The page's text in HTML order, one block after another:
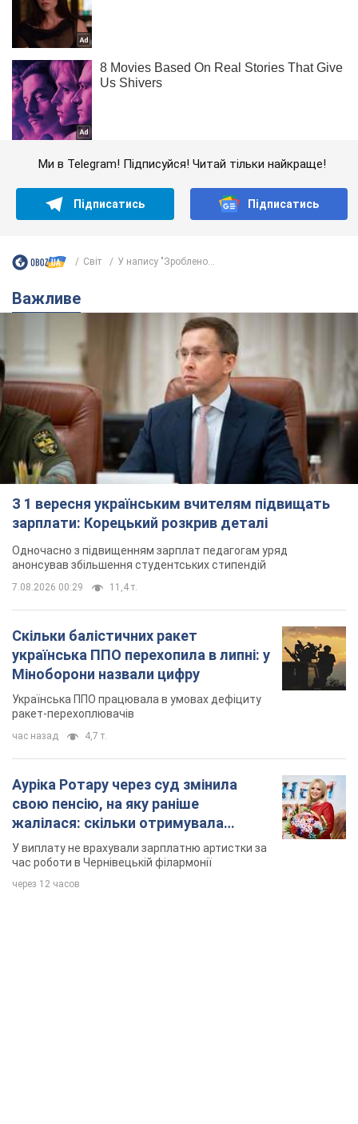
Ми в Telegram! Підписуйся! Читай тільки найкраще!
Підписатись Підписатись
Світ У напису "Зроблено...
Важливе
З 1 вересня українським вчителям підвищать
зарплати: Корецький розкрив деталі
Одночасно з підвищенням зарплат педагогам уряд
анонсував збільшення студентських стипендій
7.08.2026 00:29 11,4 т.
Скільки балістичних ракет
українська ППО перехопила в липні: у
Міноборони назвали цифру
Українська ППО працювала в умовах дефіциту
ракет-перехоплювачів
час назад 4,7 т.
Ауріка Ротару через суд змінила
свою пенсію, на яку раніше
жалілася: скільки отримувала
співачка
У виплату не врахували зарплатню артистки за
час роботи в Чернівецькій філармонії
через 12 часов